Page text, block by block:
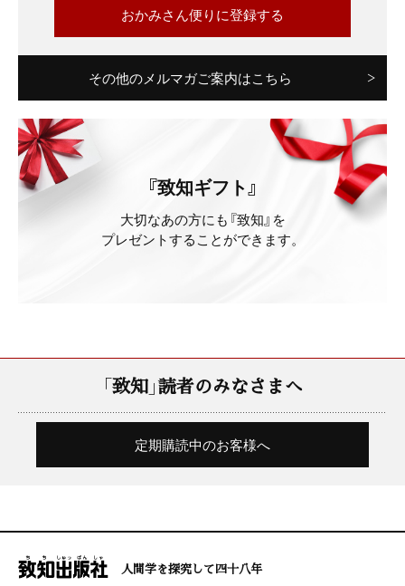
おかみさん便りに登録する
その他のメルマガご案内はこちら
『致知ギフト』
大切なあの方にも『致知』を
プレゼントすることができます。
「致知」読者のみなさまへ
定期購読中のお客様へ
人間学を探究して四十八年